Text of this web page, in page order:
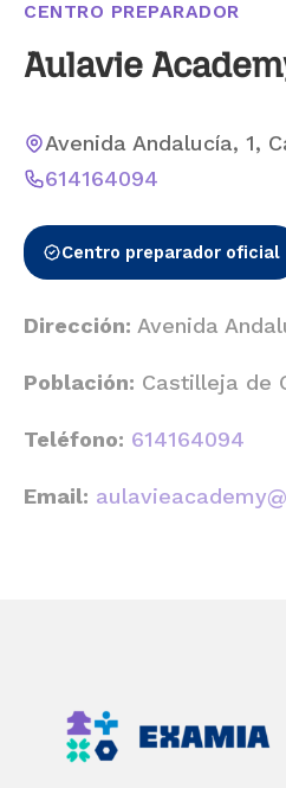
CENTRO PREPARADOR
Aulavie
Avenida Andalucía, 1,
614164094
Centro preparador oficial
Dirección: Avenida
Población: Castilleja de
Teléfono: 614164094
Email: